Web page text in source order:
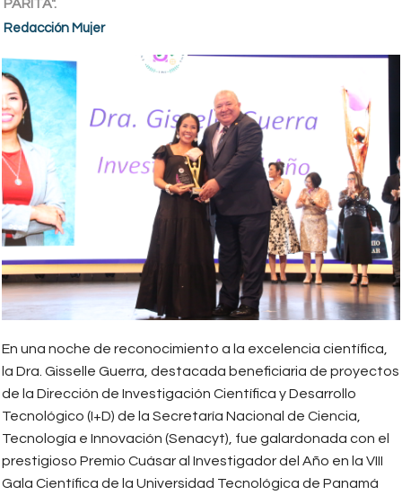
PARITA".
Redacción Mujer
En una noche de reconocimiento a la excelencia científica,
la Dra. Gisselle Guerra, destacada beneficiaria de proyectos
de la Dirección de Investigación Científica y Desarrollo
Tecnológico (I+D) de la Secretaría Nacional de Ciencia,
Tecnología e Innovación (Senacyt), fue galardonada con el
prestigioso Premio Cuásar al Investigador del Año en la VIII
Gala Científica de la Universidad Tecnológica de Panamá